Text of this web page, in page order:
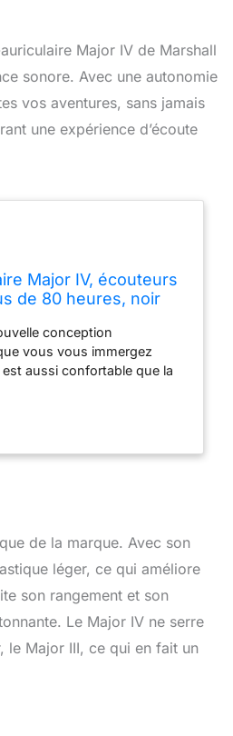
Major IV de Marshall
sonore. Avec une autonomie
vos aventures, sans jamais
une expérience d’écoute
Major IV, écouteurs
de 80 heures, noir
conception
vous vous immergez
aussi confortable que la
Le Major IV peut être
de le recharger et de le
de la marque. Avec son
léger, ce qui améliore
son rangement et son
Le Major IV ne serre
le Major III, ce qui en fait un